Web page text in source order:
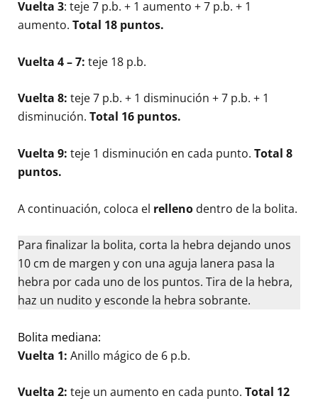
Vuelta 3: teje 7 p.b. + 1 aumento + 7 p.b. + 1
aumento. Total 18 puntos.
Vuelta 4 – 7: teje 18 p.b.
Vuelta 8: teje 7 p.b. + 1 disminución + 7 p.b. + 1
disminución. Total 16 puntos.
Vuelta 9: teje 1 disminución en cada punto. Total 8
puntos.
A continuación, coloca el rellenodentro de la bolita.
Para finalizar la bolita, corta la hebra dejando unos
10 cm de margen y con una aguja lanera pasa la
hebra por cada uno de los puntos. Tira de la hebra,
haz un nudito y esconde la hebra sobrante.
Bolita mediana:
Vuelta 1: Anillo mágico de 6 p.b.
Vuelta 2: teje un aumento en cada punto. Total 12